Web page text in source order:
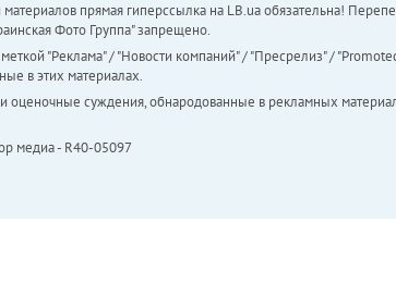
прямая гиперссылка на LB.ua обязательна!
Фото Группа" запрещено.
"Реклама" / "Новости компаний" / "Пресрелиз" /
в этих материалах.
оценочные суждения, обнародованные в рекламных
медиа - R40-05097